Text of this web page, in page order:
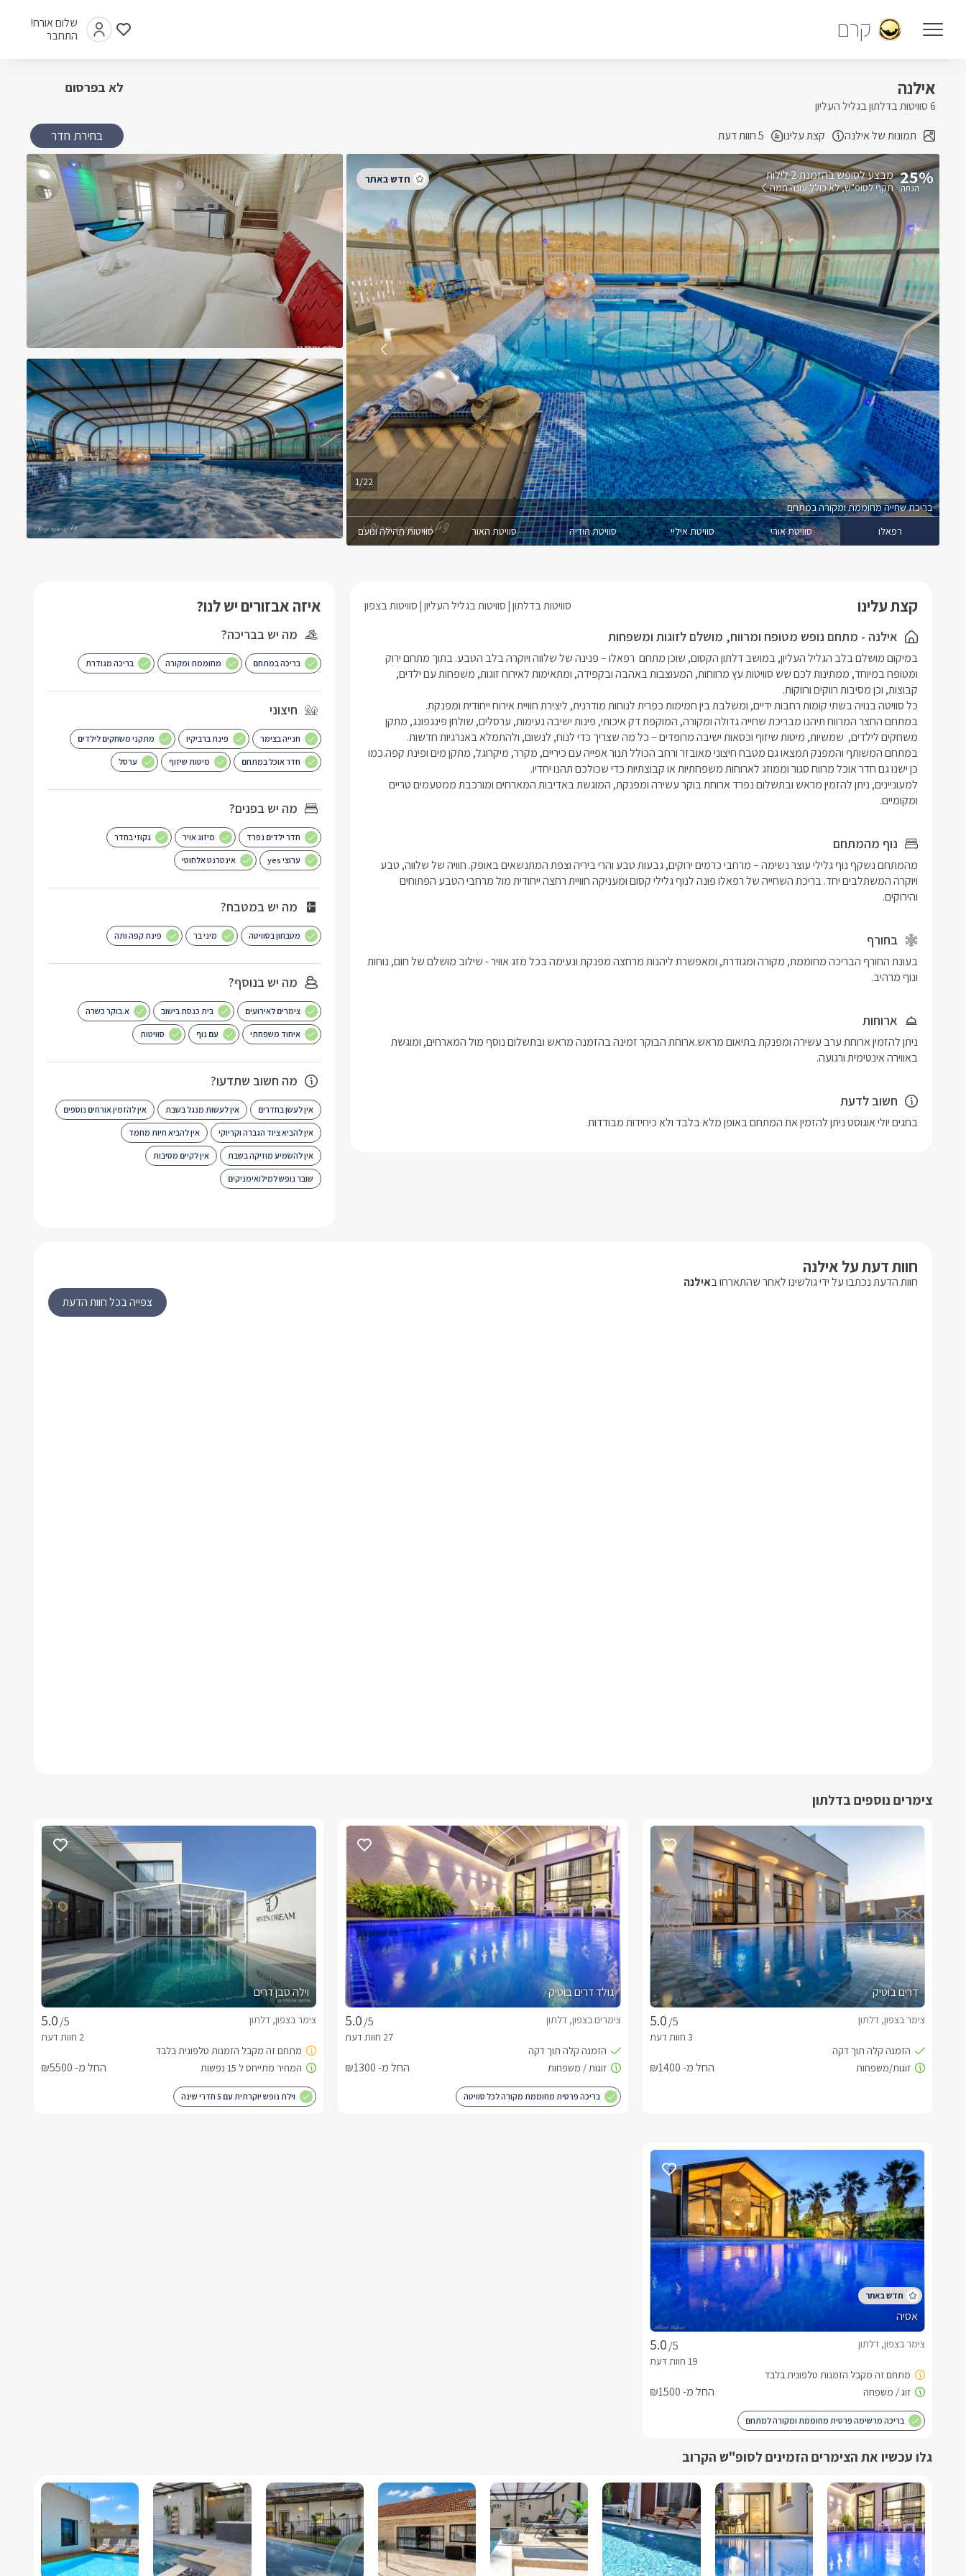
קרם
שלום אורח!
התחבר
אילנה
6 סוויטות בדלתון בגליל העליון
תמונות של אילנה
קצת עלינו 5 חוות דעת
לא בפרסום
בחירת חדר
בריכת שחייה מחוממת ומקורה במתחם
1/22
רפאלו סוויטת אורי סוויטת איליי סוויטת הודיה סוויטת האור סוויטות תהילה ונועם
25% בהזמנת 2 לילות
תקף לסופ"ש לא כולל עונה חמה
קצת עלינו סוויטות בדלתון סוויטות בגליל העליון סוויטות בצפון
אילנה - מתחם נופש מטופח ומרווח, מושלם לזוגות ומשפחות
ומקומיים.
נוף מהמתחם
והירוקים.
בחורף
ונוף מרהיב.
ארוחות
באווירה אינטימית ורגועה.
חשוב לדעת
בחגים יולי אוגוסט ניתן להזמין את המתחם באופן מלא בלבד ולא כיחידות מבודדות.
איזה אבזורים יש לנו?
מה יש בבריכה?
בריכה במתחם מחוממת ומקורה בריכה מגודרת
חיצוני
חנייה בצימר פינת ברביקיו מתקני משחקים לילדים
חדר אוכל במתחם מיטות שיזוף ערסל
מה יש בפנים?
חדר ילדים נפרד מיזוג אויר גקוזי בחדר
ערוצי yes אינטרנט אלחוטי
מה יש במטבח?
מטבחון בסוויטה מיני בר פינת קפה ותה
מה יש בנוסף?
צימרים לאירועים בית כנסת בישוב א.בוקר כשרה
איחוד משפחתי עם נוף סוויטות
מה חשוב שתדעו?
אין לעשן בחדרים אין לעשות מנגל בשבת אין להזמין אורחים נוספים
אין להביא ציוד הגברה וקריוקי אין להביא חיות מחמד
אין להשמיע מוזיקה בשבת אין לקיים מסיבות
שובר נופש למילואימניקים
חוות דעת על אילנה
חוות הדעת נכתבו על ידי גולשינו לאחר שהתארחו באילנה
צפייה בכל חוות הדעת
צימרים נוספים בדלתון
דרים בוטיק
/5
צימר בצפון, דלתון
החל מ- ₪1400
גולד דרים בוטיק
/5
צימרים בצפון, דלתון
החל מ- ₪1300
בריכה פרטית מחוממת מקורה לכל סוויטה
וילה סבן דרים
/5
צימר בצפון, דלתון
החל מ- ₪5500
וילת נופש יוקרתית עם 5 חדרי שינה
אסיה
/5
צימר בצפון, דלתון
החל מ- ₪1500
בריכה מרשימה פרטית מחוממת ומקורה למתחם
גלו עכשיו את הצימרים הזמינים לסופ"ש הקרוב